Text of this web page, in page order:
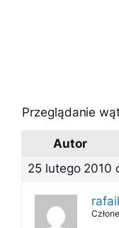
Przeglądanie
Autor
25 lutego 2010